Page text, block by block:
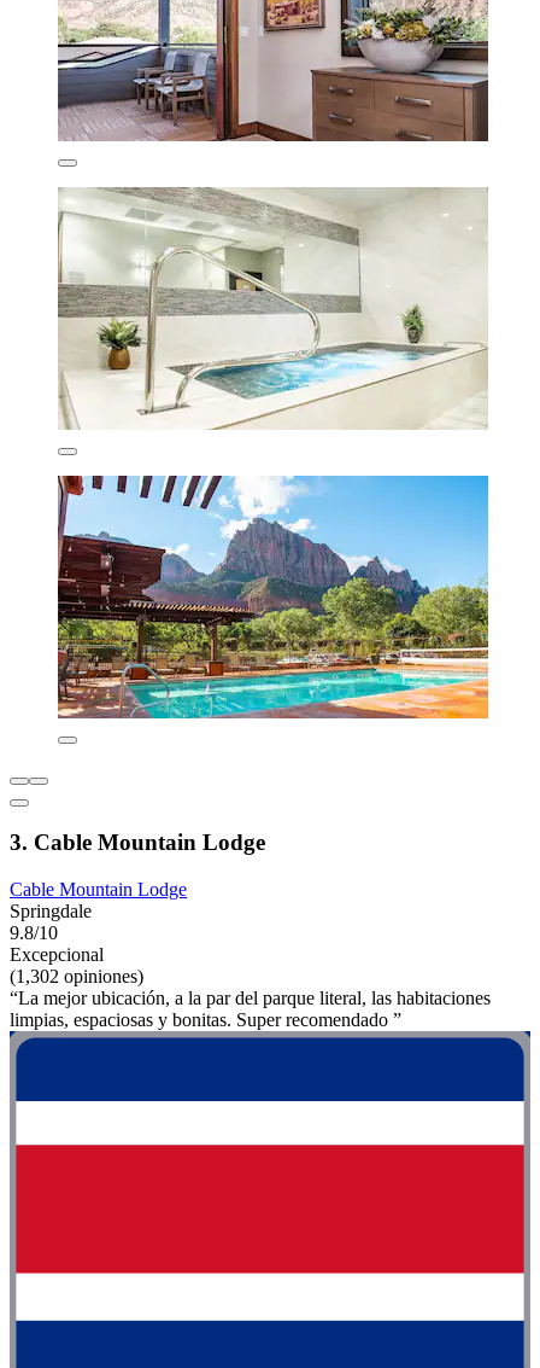
3. Cable Mountain Lodge
Cable Mountain Lodge
Springdale
9.8/10
Excepcional
(1,302 opiniones)
“La mejor ubicación, a la par del parque literal, las habitaciones
limpias, espaciosas y bonitas. Super recomendado ”